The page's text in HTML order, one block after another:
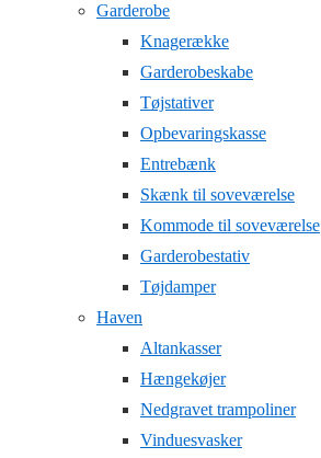
Garderobe
Knagerække
Garderobeskabe
Tøjstativer
Opbevaringskasse
Entrebænk
Skænk til soveværelse
Kommode til soveværelse
Garderobestativ
Tøjdamper
Haven
Altankasser
Hængekøjer
Nedgravet trampoliner
Vinduesvasker